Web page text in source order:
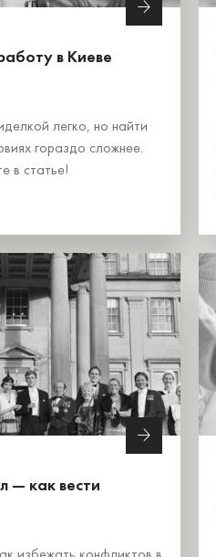
в Киеве
легко, но найти
гораздо сложнее.
в статье!
— как вести